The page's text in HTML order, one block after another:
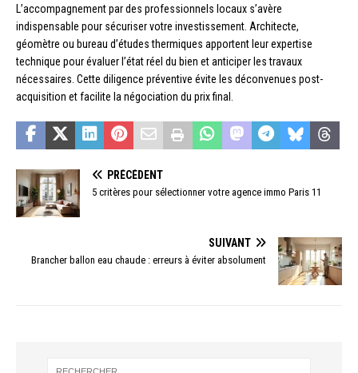
L’accompagnement par des professionnels locaux s’avère
indispensable pour sécuriser votre investissement. Architecte,
géomètre ou bureau d’études thermiques apportent leur expertise
technique pour évaluer l’état réel du bien et anticiper les travaux
nécessaires. Cette diligence préventive évite les déconvenues post-
acquisition et facilite la négociation du prix final.
PRÉCÉDENT
5 critères pour sélectionner votre agence immo Paris 11
SUIVANT
Brancher ballon eau chaude : erreurs à éviter absolument